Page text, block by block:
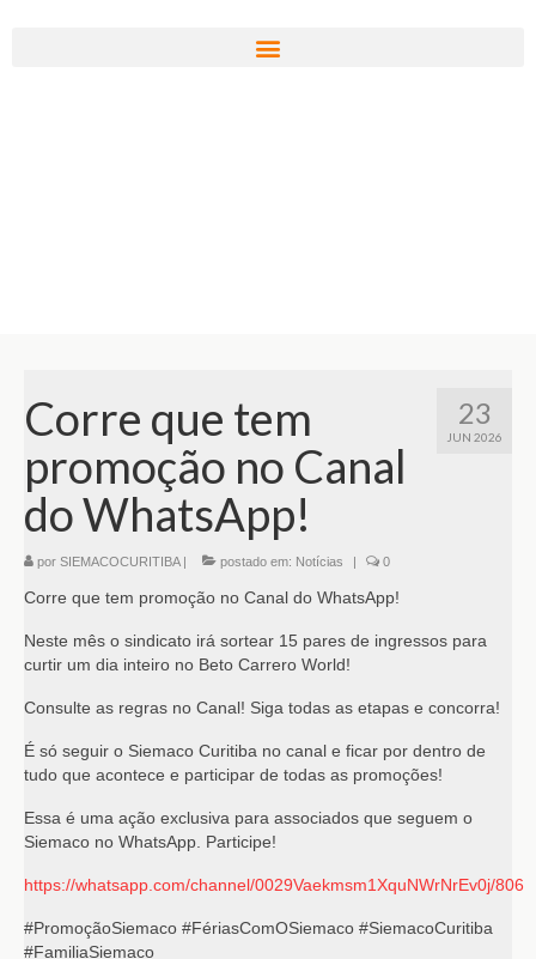
23
JUN 2026
Corre que tem
promoção no Canal
do WhatsApp!
por SIEMACOCURITIBA| postado em: Notícias | 0
Corre que tem promoção no Canal do WhatsApp!
Neste mês o sindicato irá sortear 15 pares de ingressos para
curtir um dia inteiro no Beto Carrero World!
Consulte as regras no Canal! Siga todas as etapas e concorra!
É só seguir o Siemaco Curitiba no canal e ficar por dentro de
tudo que acontece e participar de todas as promoções!
Essa é uma ação exclusiva para associados que seguem o
Siemaco no WhatsApp. Participe!
https://whatsapp.com/channel/0029Vaekmsm1XquNWrNrEv0j/806
#PromoçãoSiemaco #FériasComOSiemaco #SiemacoCuritiba
#FamiliaSiemaco